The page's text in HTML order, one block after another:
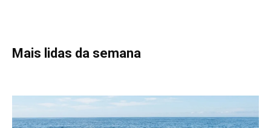
Mais lidas da semana